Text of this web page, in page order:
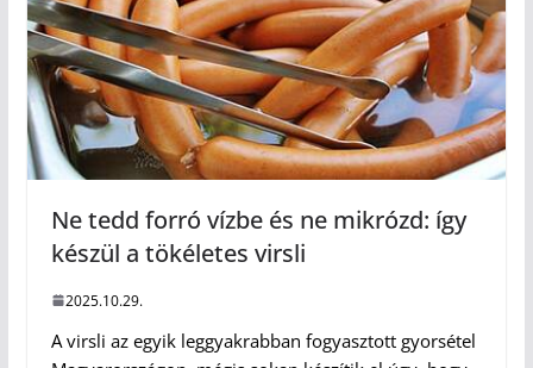
Ne tedd forró vízbe és ne mikrózd: így
készül a tökéletes virsli
2025.10.29.
A virsli az egyik leggyakrabban fogyasztott gyorsétel